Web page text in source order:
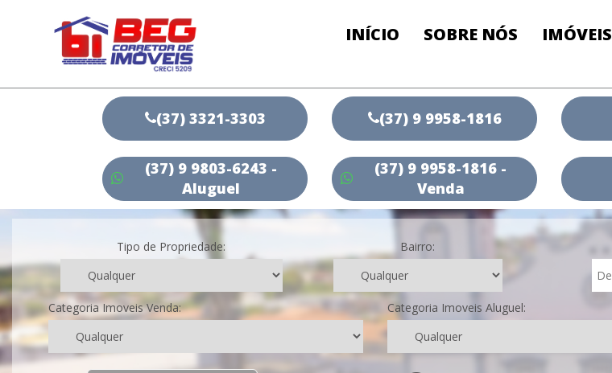
INÍCIO SOBRE NÓS IMÓVEIS
(37) 3321-3303
(37) 9 9803-6243 -
Aluguel
(37) 9 9958-1816
(37) 9 9958-1816 -
Venda
Tipo de Propriedade: Bairro:
Categoria Imoveis Venda: Categoria Imoveis Aluguel: